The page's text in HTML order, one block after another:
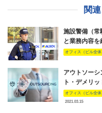
関
施設警備（常
と業務内容を
オフィス（ビル全体
アウトソー
ト・デメリッ
オフィス（ビル全体
2021.03.15